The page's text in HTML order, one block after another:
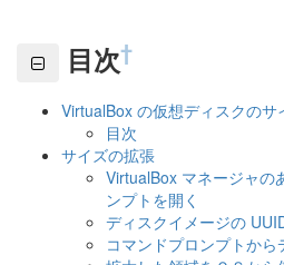
目次†
VirtualBox の仮想ディスクの
目次
サイズの拡張
VirtualBox マネージャの
ンプトを開く
ディスクイメージの
コマンドプロンプトか